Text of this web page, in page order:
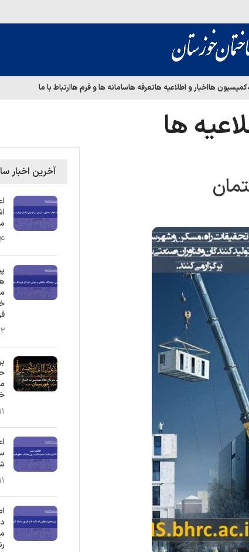
کمیسیون هااخبار و اطلاعیه هاتعرفه هاسامانه ها و فرم هاارتباط با ما
ها
آخرین اخبار